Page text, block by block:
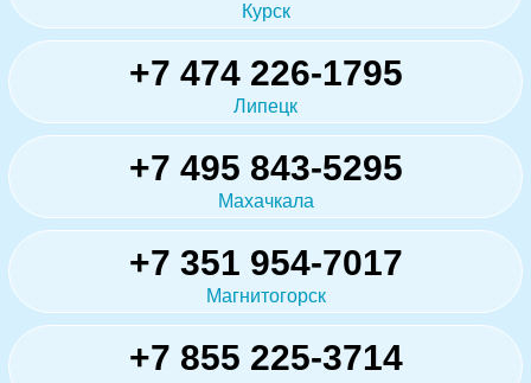
Курск
+7 474 226-1795
Липецк
+7 495 843-5295
Махачкала
+7 351 954-7017
Магнитогорск
+7 855 225-3714